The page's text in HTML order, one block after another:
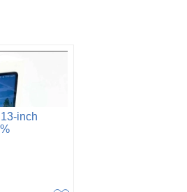
inch